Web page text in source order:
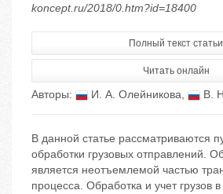
koncept.ru/2018/0.htm?id=18400
Полный текст статьи
Читать онлайн
Авторы: И. А. Олейникова, В.
В данной статье рассматриваются
обработки грузовых отправлений.
является неотъемлемой частью
процесса. Обработка и учет грузов